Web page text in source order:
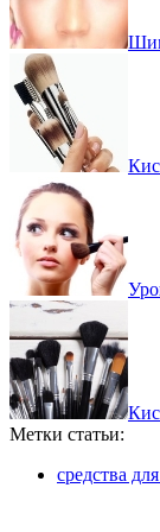
Метки статьи:
средства